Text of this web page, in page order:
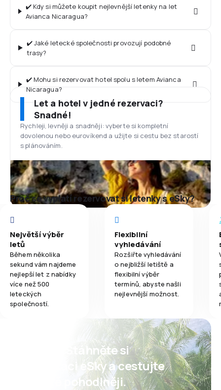
✔️ Kdy si můžete koupit nejlevnější letenky na let
Avianca Nicaragua?
✔️ Jaké letecké společnosti provozují podobné
trasy?
✔️ Mohu si rezervovat hotel spolu s letem Avianca
Nicaragua?
Let a hotel v jedné rezervaci?
Snadné!
Rychleji, levněji a snadněji: vyberte si kompletní
dovolenou nebo eurovíkend a užijte si cestu bez starostí
s plánováním.
Proč se vyplatí rezervovat si letenky s eSky?
Největší výběr
letů
Během několika
sekund vám najdeme
nejlepší let z nabídky
více než 500
leteckých
společností.
Flexibilní
vyhledávání
Rozšiřte vyhledávání
o nejbližší letiště a
flexibilní výběr
termínů, abyste našli
nejlevnější možnost.
Psst! Stáhněte si
aplikaci eSky a cestujte
ještě pohodlněji.